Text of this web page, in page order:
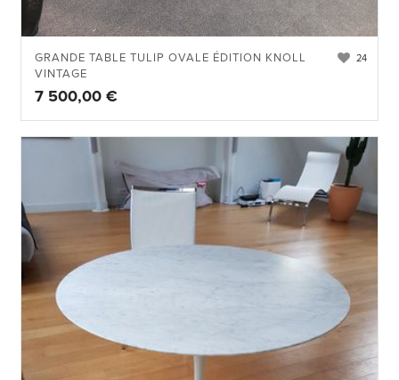
24
GRANDE TABLE TULIP OVALE ÉDITION KNOLL
VINTAGE
7 500,00 €